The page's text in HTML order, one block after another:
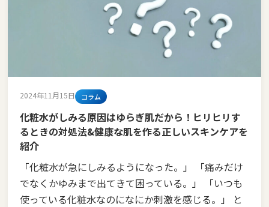
2024年11月15日 コラム
化粧水がしみる原因はゆらぎ肌だから！ヒリヒリす
るときの対処法&健康な肌を作る正しいスキンケアを
紹介
「化粧水が急にしみるようになった。」 「痛みだけ
でなくかゆみまで出てきて困っている。」 「いつも
使っている化粧水なのになにか刺激を感じる。」 と